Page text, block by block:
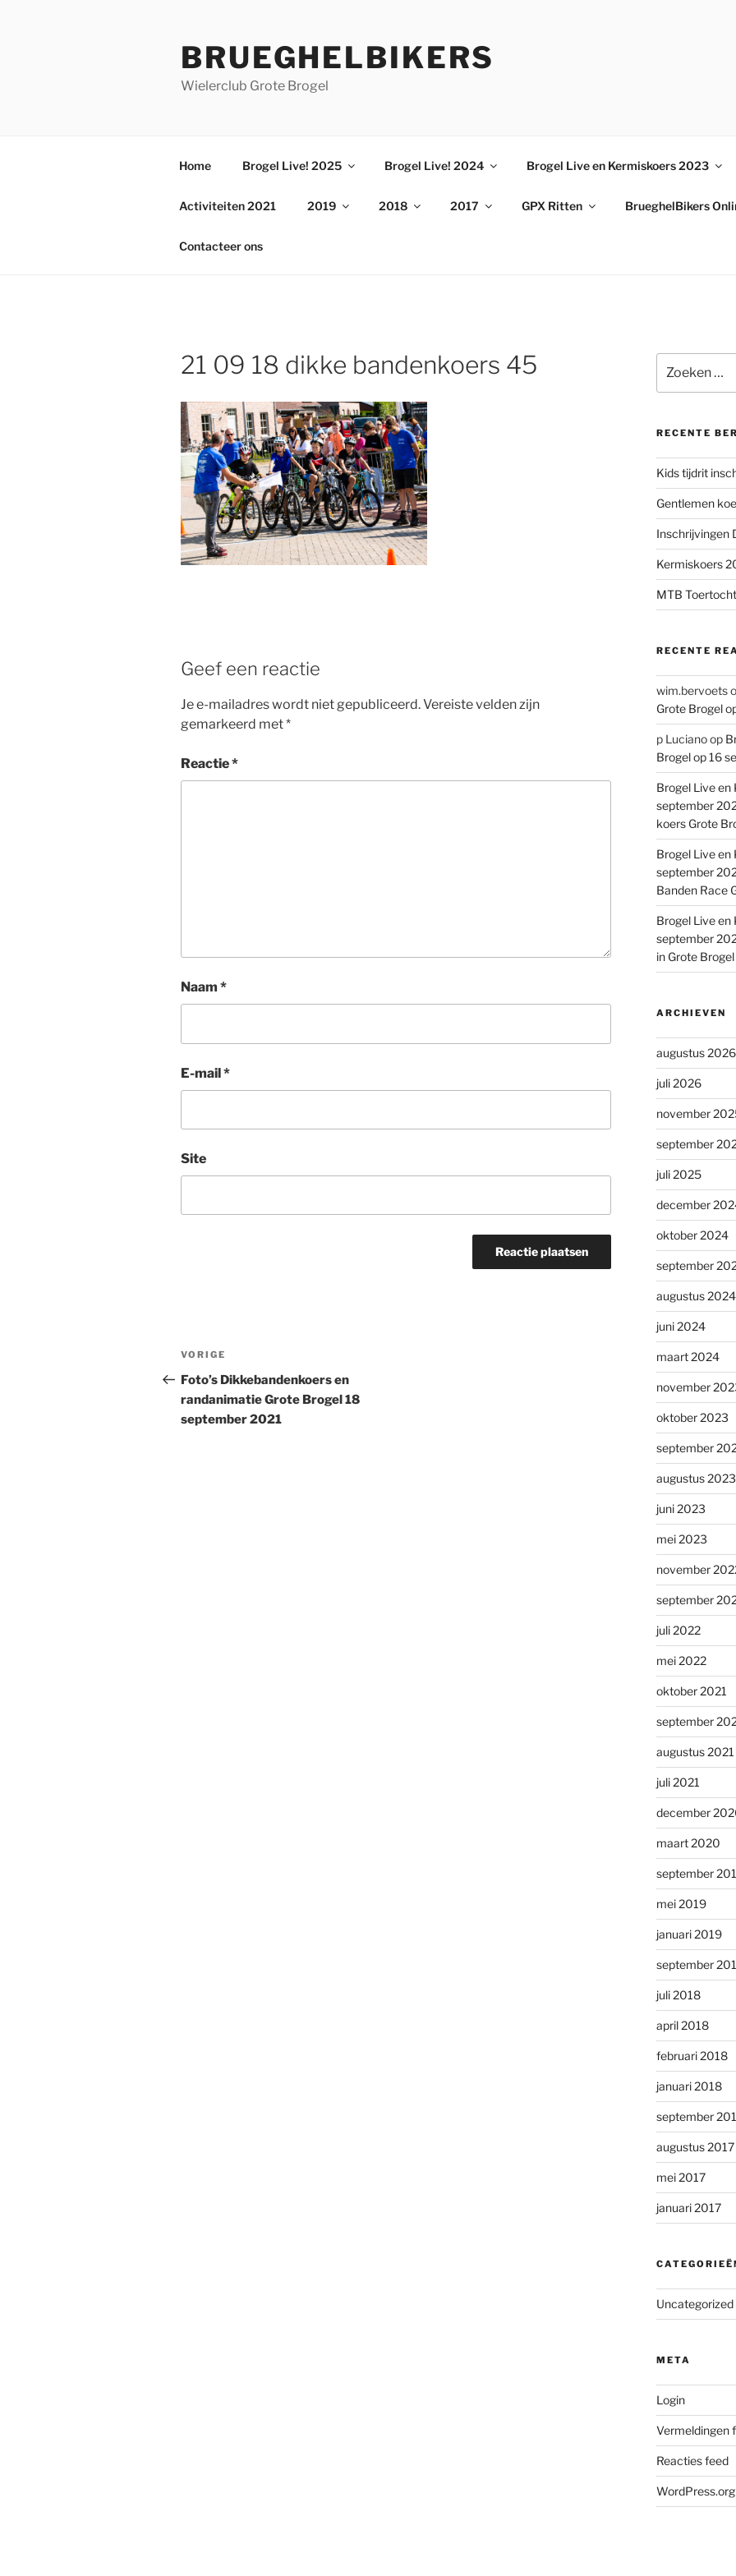
BRUEGHELBIKERS
Wielerclub Grote Brogel
Home Brogel Live! 2025 Brogel Live! 2024 Brogel Live en Kermiskoers 2023
Activiteiten 2021 2019 2018 2017 GPX Ritten BrueghelBikers
Contacteer ons
21 09 18 dikke bandenkoers 45
Geef een reactie
Je e-mailadres wordt niet gepubliceerd.Vereiste velden zijn
gemarkeerd met*
Reactie*
Naam *
E-mail*
Site
Bericht
navigatie
Vorig
bericht
VORIGE
Foto’s Dikkebandenkoers en
randanimatie Grote Brogel 18
september 2021
naar:
RECENTE
Kids tijdrit
Gentlemen
Inschrijvingen
Kermiskoers
MTB
RECENTE
wim.bervoets
Grote Brogel
p Lucianoop
Brogel op 16
Brogel Live en
september
koers Grote
Brogel Live en
september
Banden Race
Brogel Live en
september
in Grote
ARCHIEVEN
augustus 2026
juli 2026
november
september
juli 2025
december
oktober 2024
september
augustus 2024
juni 2024
maart 2024
november
oktober 2023
september
augustus 2023
juni 2023
mei 2023
november
september
juli 2022
mei 2022
oktober 2021
september
augustus 2021
juli 2021
december
maart 2020
september
mei 2019
januari 2019
september
juli 2018
april 2018
februari 2018
januari 2018
september
augustus 2017
mei 2017
januari 2017
Uncategorized
META
Login
Vermeldingen
Reacties feed
WordPress.org